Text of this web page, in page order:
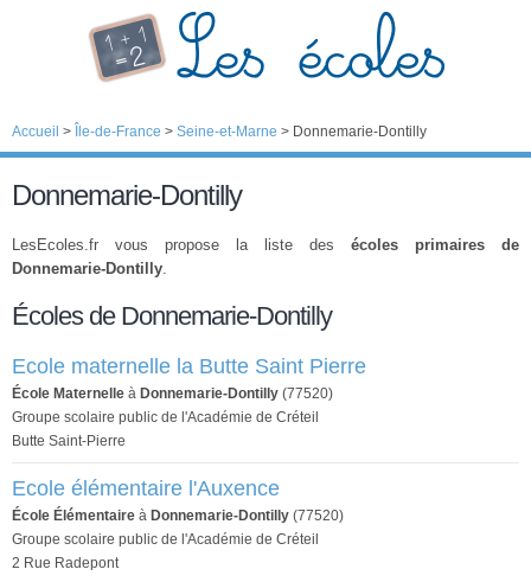
Accueil > Île-de-France > Seine-et-Marne > Donnemarie-Dontilly
Donnemarie-Dontilly
LesEcoles.fr vous propose la liste des écoles primaires de
Donnemarie-Dontilly.
Écoles de Donnemarie-Dontilly
Ecole maternelle la Butte Saint Pierre
École Maternelle à Donnemarie-Dontilly (77520)
Groupe scolaire public de l'Académie de Créteil
Butte Saint-Pierre
Ecole élémentaire l'Auxence
École Élémentaire à Donnemarie-Dontilly (77520)
Groupe scolaire public de l'Académie de Créteil
2 Rue Radepont